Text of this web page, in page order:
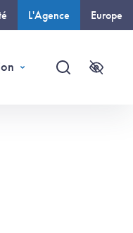
L'Agence Europe
Recherche